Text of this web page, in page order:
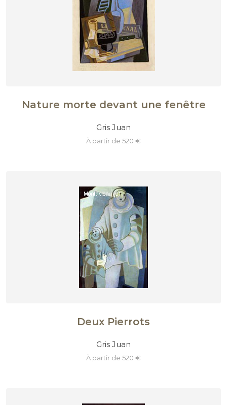
Nature morte devant une fenêtre
Gris Juan
à partir de 520 €
Deux Pierrots
Gris Juan
à partir de 520 €